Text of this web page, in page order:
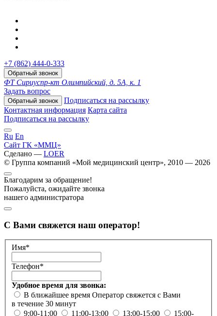
+7 (862) 444-0-333
Обратный звонок
ФТ Сириуспр-кт Олимпийский, д. 5А, к. 1
Задать вопрос
Обратный звонок
Подписаться на рассылку
Контактная информация Карта сайта
Подписаться на рассылку
Ru En
Сайт ГК «ММЦ»
Сделано — LOER
© Группа компаний «Мой медицинский центр», 2010 — 2026
Благодарим за обращение!
Пожалуйста, ожидайте звонка
нашего администратора
С Вами свяжется наш оператор!
Имя*
Телефон*
Удобное время для звонка:
В ближайшее время Оператор свяжется с Вами
в течение 30 минут
9:00-11:00
11:00-13:00 13:00-15:00 15:00-